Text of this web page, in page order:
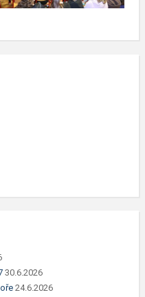
30.6.2026
24.6.2026